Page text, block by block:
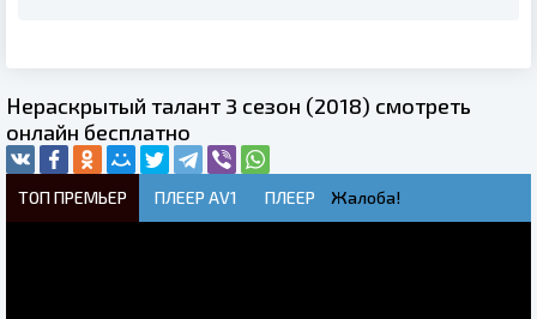
Нераскрытый талант 3 сезон (2018) смотреть
онлайн бесплатно
ТОП ПРЕМЬЕР ПЛЕЕР AV1 ПЛЕЕР Жалоба!